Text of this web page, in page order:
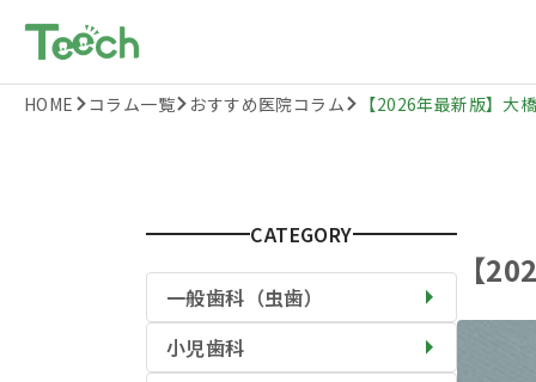
HOME コラム一覧 おすすめ医院コラム 【2026年最新版】大
CATEGORY
一般歯科（虫歯）
小児歯科
【